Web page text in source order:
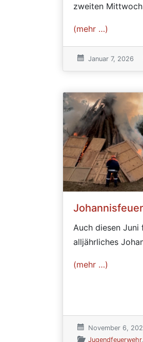
zweiten
(mehr …)
Veröffentlicht am:
Januar 7, 2026
Auch diesen
alljährliches
(mehr …)
Veröffentlicht am:
November 6,
Veröffentlicht in
Jugendfeuerwehr,